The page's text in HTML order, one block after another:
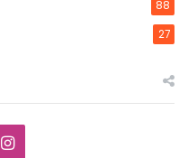
88
27
Instagram